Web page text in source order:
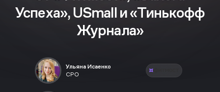
Успеха», USmall и «Тинькофф
Журнала»
Ульяна Исаенко
CPO